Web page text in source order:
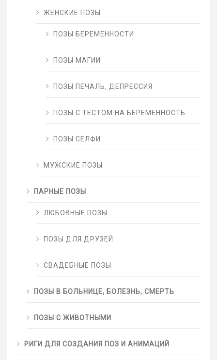
ЖЕНСКИЕ ПОЗЫ
ПОЗЫ БЕРЕМЕННОСТИ
ПОЗЫ МАГИИ
ПОЗЫ ПЕЧАЛЬ, ДЕПРЕССИЯ
ПОЗЫ С ТЕСТОМ НА БЕРЕМЕННОСТЬ
ПОЗЫ СЕЛФИ
МУЖСКИЕ ПОЗЫ
ПАРНЫЕ ПОЗЫ
ЛЮБОВНЫЕ ПОЗЫ
ПОЗЫ ДЛЯ ДРУЗЕЙ
СВАДЕБНЫЕ ПОЗЫ
ПОЗЫ В БОЛЬНИЦЕ, БОЛЕЗНЬ, СМЕРТЬ
ПОЗЫ С ЖИВОТНЫМИ
РИГИ ДЛЯ СОЗДАНИЯ ПОЗ И АНИМАЦИЙ